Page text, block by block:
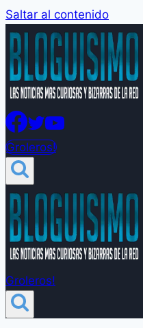
Saltar al contenido
Groleros!
Groleros!